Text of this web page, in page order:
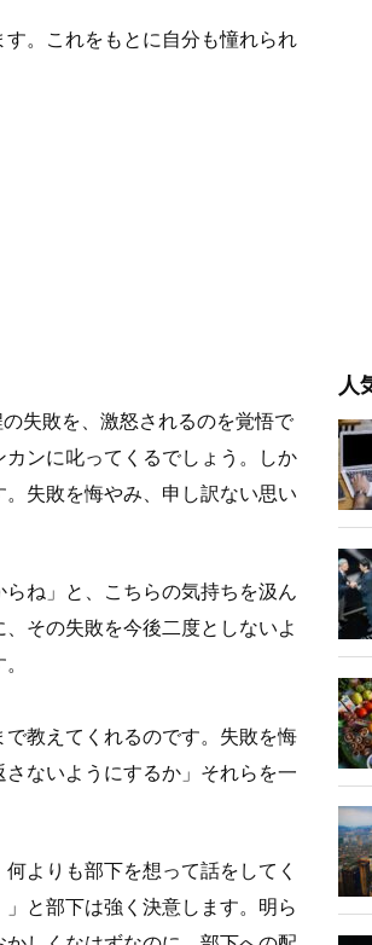
。これをもとに自分も憧れられ
失敗を、激怒されるのを覚悟で
ンに叱ってくるでしょう。しか
失敗を悔やみ、申し訳ない思い
ね」と、こちらの気持ちを汲ん
その失敗を今後二度としないよ
教えてくれるのです。失敗を悔
ないようにするか」それらを一
よりも部下を想って話をしてく
と部下は強く決意します。明ら
人